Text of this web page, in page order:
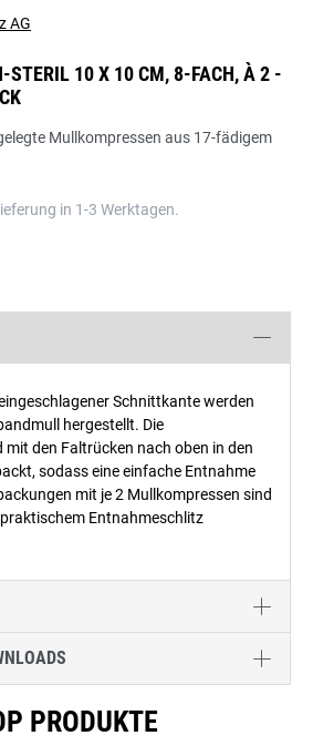
STERIL 10 X 10 CM, 8-FACH, À 2 -
Mullkompressen aus 17-fädigem
in 1-3 Werktagen.
Schnittkante werden
hergestellt. Die
mit den Faltrücken nach oben in den
sodass eine einfache Entnahme
mit je 2 Mullkompressen sind
Entnahmeschlitz
PRODUKTE